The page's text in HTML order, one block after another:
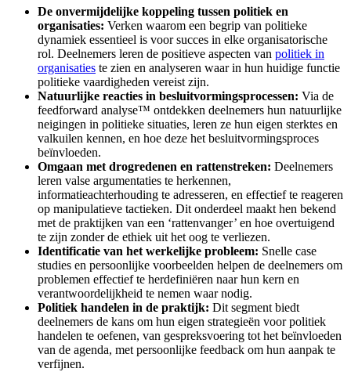
De onvermijdelijke koppeling tussen politiek en
organisaties: Verken waarom een begrip van politieke
dynamiek essentieel is voor succes in elke organisatorische
rol. Deelnemers leren de positieve aspecten van politiek in
organisaties te zien en analyseren waar in hun huidige functie
politieke vaardigheden vereist zijn.
Natuurlijke reacties in besluitvormingsprocessen: Via de
feedforward analyse™ ontdekken deelnemers hun natuurlijke
neigingen in politieke situaties, leren ze hun eigen sterktes en
valkuilen kennen, en hoe deze het besluitvormingsproces
beïnvloeden.
Omgaan met drogredenen en rattenstreken: Deelnemers
leren valse argumentaties te herkennen,
informatieachterhouding te adresseren, en effectief te reageren
op manipulatieve tactieken. Dit onderdeel maakt hen bekend
met de praktijken van een ‘rattenvanger’ en hoe overtuigend
te zijn zonder de ethiek uit het oog te verliezen.
Identificatie van het werkelijke probleem: Snelle case
studies en persoonlijke voorbeelden helpen de deelnemers om
problemen effectief te herdefiniëren naar hun kern en
verantwoordelijkheid te nemen waar nodig.
Politiek handelen in de praktijk: Dit segment biedt
deelnemers de kans om hun eigen strategieën voor politiek
handelen te oefenen, van gespreksvoering tot het beïnvloeden
van de agenda, met persoonlijke feedback om hun aanpak te
verfijnen.